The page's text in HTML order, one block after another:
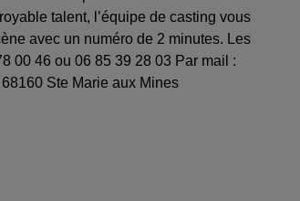
talent, l’équipe de casting vous
avec un numéro de 2 minutes. Les
00 46 ou 06 85 39 28 03 Par mail :
Ste Marie aux Mines